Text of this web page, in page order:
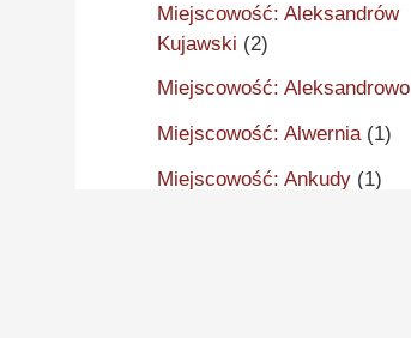
Miejscowość: Aleksandrów
Kujawski (2)
Miejscowość: Aleksandrowo
Miejscowość: Alwernia(1)
Miejscowość: Ankudy (1)